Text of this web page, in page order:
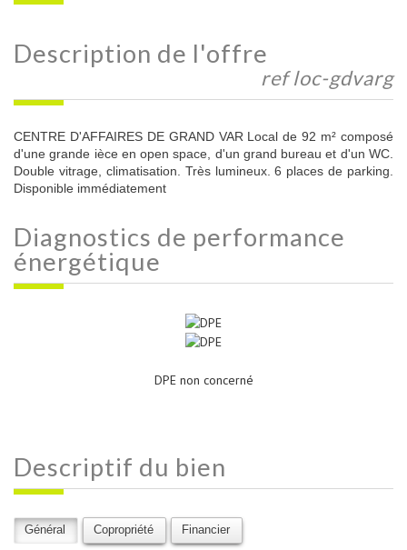
description de l'offre
ref loc-gdvarg
CENTRE D'AFFAIRES DE GRAND VAR Local de 92 m² composé
d'une grande ièce en open space, d'un grand bureau et d'un WC.
Double vitrage, climatisation. Très lumineux. 6 places de parking.
Disponible immédiatement
diagnostics de performance
énergétique
DPE non concerné
descriptif du bien
Général Copropriété Financier